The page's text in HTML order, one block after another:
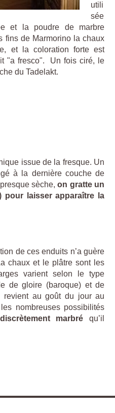
utili
sée
et la poudre de marbre
fins de Marmorino la chaux
et la coloration forte est
"a fresco". Un fois ciré, le
du Tadelakt.
issue de la fresque. Un
à la dernière couche de
sèche,on gratte un
pour laisser apparaître la
de ces enduits n’a guère
chaux et le plâtre sont les
varient selon le type
de gloire (baroque) et de
revient au goût du jour au
nombreuses possibilités
marbré qu’il